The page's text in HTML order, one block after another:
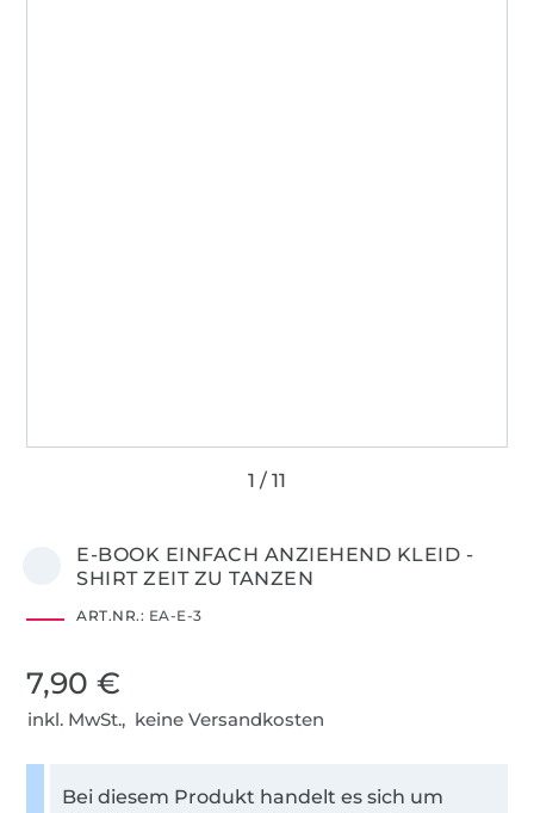
E-BOOK EINFACH ANZIEHEND KLEID -
SHIRT ZEIT ZU TANZEN
ART.NR.: EA-E-3
7,90 €
inkl. MwSt., keine Versandkosten
Bei diesem Produkt handelt es sich um